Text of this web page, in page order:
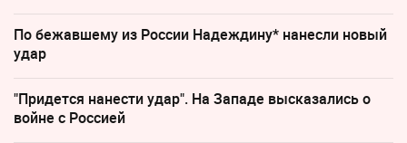
По бежавшему из России Надеждину* нанесли новый
удар
"Придется нанести удар". На Западе высказались о
войне с Россией